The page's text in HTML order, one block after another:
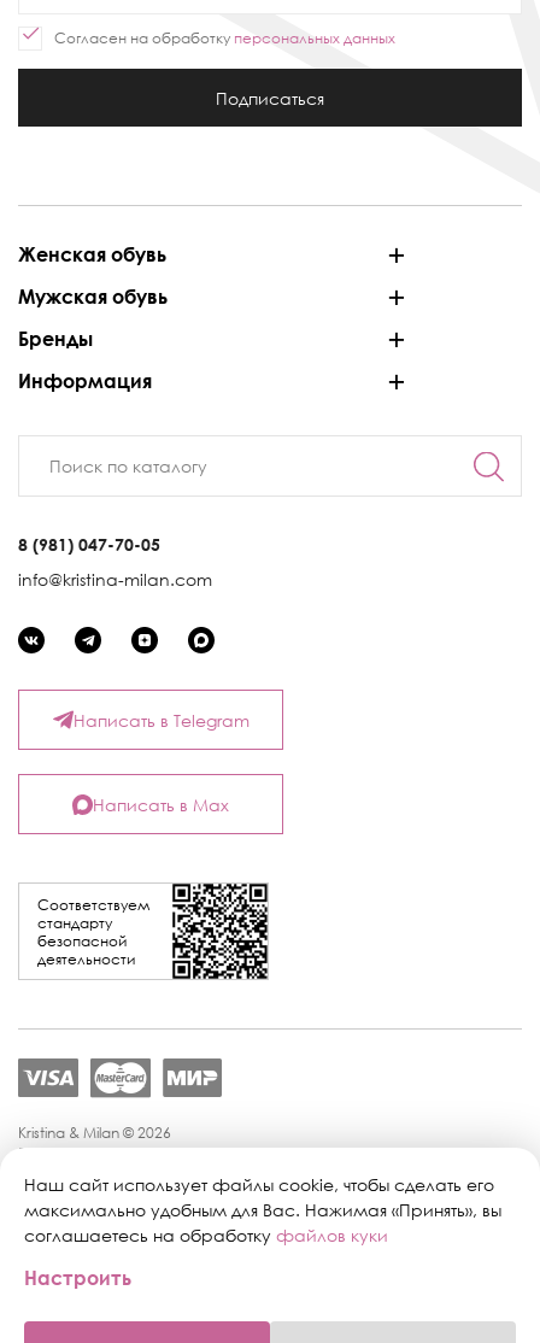
Согласен на обработку персональных данных
Подписаться
Женская обувь
Мужская обувь
Бренды
Информация
8 (981) 047-70-05
info@kristina-milan.com
Соответствуем
стандарту
безопасной
деятельности
Написать в Telegram
Написать в Max
Kristina & Milan © 2026
Политика конфиденциальности
Политика обработки персональных данных
Публичная оферта
Персональные настройки файлов cookie
Поддержка сайта:
Наш сайт использует файлы cookie, чтобы сделать его
максимально удобным для Вас. Нажимая «Принять», вы
соглашаетесь на обработку файлов куки
Настроить